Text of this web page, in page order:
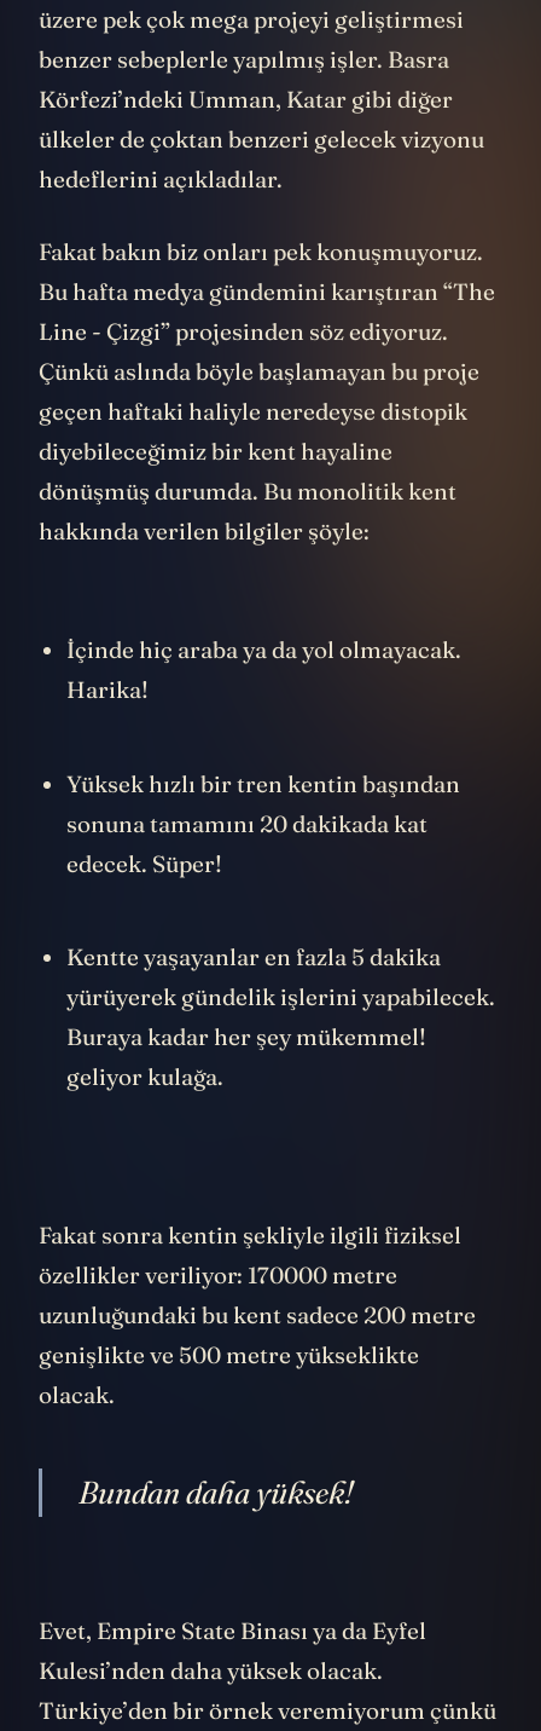
üzere pek çok mega projeyi geliştirmesi
benzer sebeplerle yapılmış işler. Basra
Körfezi’ndeki Umman, Katar gibi diğer
ülkeler de çoktan benzeri gelecek vizyonu
hedeflerini açıkladılar.
Fakat bakın biz onları pek konuşmuyoruz.
Bu hafta medya gündemini karıştıran “The
Line - Çizgi” projesinden söz ediyoruz.
Çünkü aslında böyle başlamayan bu proje
geçen haftaki haliyle neredeyse distopik
diyebileceğimiz bir kent hayaline
dönüşmüş durumda. Bu monolitik kent
hakkında verilen bilgiler şöyle:
İçinde hiç araba ya da yol olmayacak.
Harika!
Yüksek hızlı bir tren kentin başından
sonuna tamamını 20 dakikada kat
edecek. Süper!
Kentte yaşayanlar en fazla 5 dakika
yürüyerek gündelik işlerini yapabilecek.
Buraya kadar her şey mükemmel!
geliyor kulağa.
Fakat sonra kentin şekliyle ilgili fiziksel
özellikler veriliyor: 170000 metre
uzunluğundaki bu kent sadece 200 metre
genişlikte ve 500 metre yükseklikte
olacak.
Bundan daha yüksek!
Evet, Empire State Binası ya da Eyfel
Kulesi’nden daha yüksek olacak.
Türkiye’den bir örnek veremiyorum çünkü